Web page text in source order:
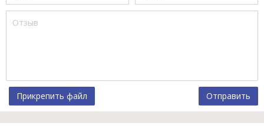
Прикрепить файл Отправить